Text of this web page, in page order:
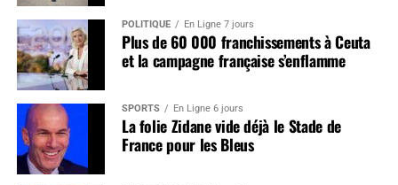
POLITIQUE En Ligne 7 jours
Plus de 60 000 franchissements à Ceuta
et la campagne française s’enflamme
SPORTS En Ligne 6 jours
La folie Zidane vide déjà le Stade de
France pour les Bleus